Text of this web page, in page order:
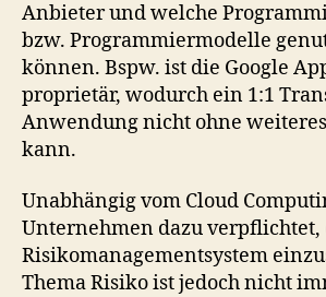
Anbieter und welche
bzw. Programmiermodelle
können. Bspw. ist die Google
proprietär, wodurch ein 1:1
Anwendung nicht ohne
kann.
Unabhängig vom Cloud
Unternehmen dazu verpflichtet,
Risikomanagementsystem
Thema Risiko ist jedoch nicht